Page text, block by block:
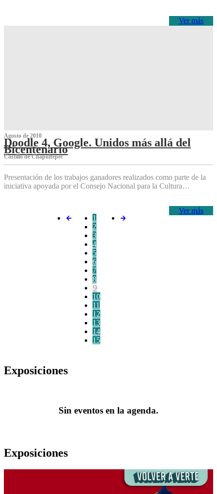
Ver más
Agosto de 2010
Doodle 4, Google. Unidos más allá del
Bicentenario
Castillo de Chapultepec
Presentación de los trabajos ganadores realizados como parte de la
iniciativa apoyada por el Consejo Nacional para la Cultura…
Ver más
1
2
3
4
5
6
7
8
9
10
11
12
13
14
15
Exposiciones
Sin eventos en la agenda.
Exposiciones